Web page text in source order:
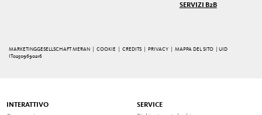
SERVIZI B2B
MARKETINGGESELLSCHAFT MERAN | COOKIE |CREDITS |PRIVACY |MAPPA DEL SITO
| UID
IT02509690216
INTERATTIVO
SERVICE